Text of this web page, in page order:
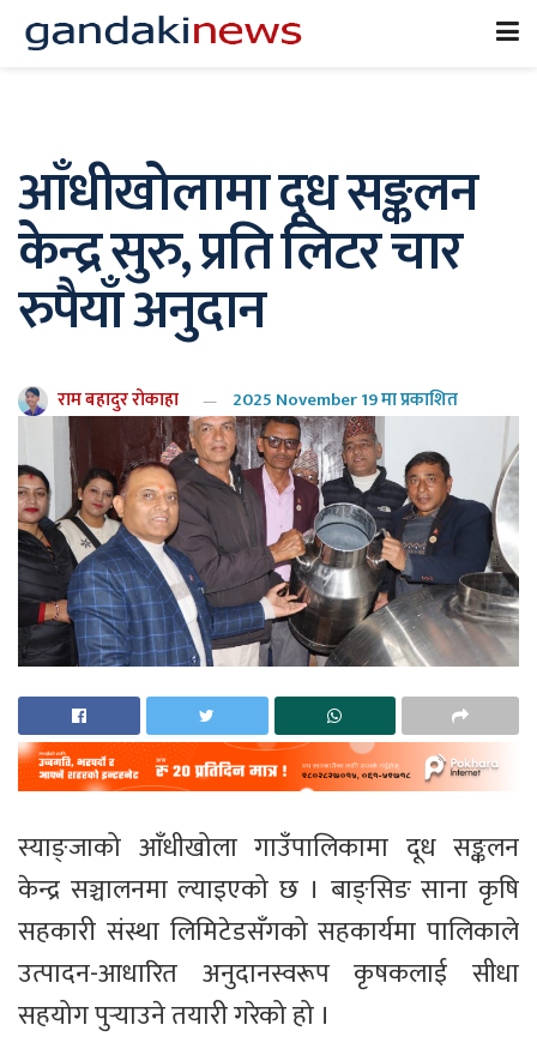
आँधीखोलामा दूध सङ्कलन
केन्द्र सुरु, प्रति लिटर चार
रुपैयाँ अनुदान
राम बहादुर रोकाहा 2025 November 19 मा प्रकाशित
स्याङ्जाको आँधीखोला गाउँपालिकामा दूध सङ्कलन
केन्द्र सञ्चालनमा ल्याइएको छ । बाङ्सिङ साना कृषि
सहकारी संस्था लिमिटेडसँगको सहकार्यमा पालिकाले
उत्पादन-आधारित अनुदानस्वरूप कृषकलाई सीधा
सहयोग पुर्‍याउने तयारी गरेको हो ।